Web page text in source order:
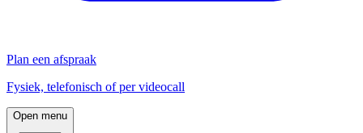
Plan een afspraak
Fysiek, telefonisch of per videocall
Open menu